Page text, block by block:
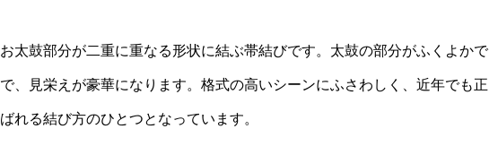
太鼓部分が二重に重なる形状に結ぶ帯結びです。太鼓の部分がふくよかで
、見栄えが豪華になります。格式の高いシーンにふさわしく、近年でも正
れる結び方のひとつとなっています。